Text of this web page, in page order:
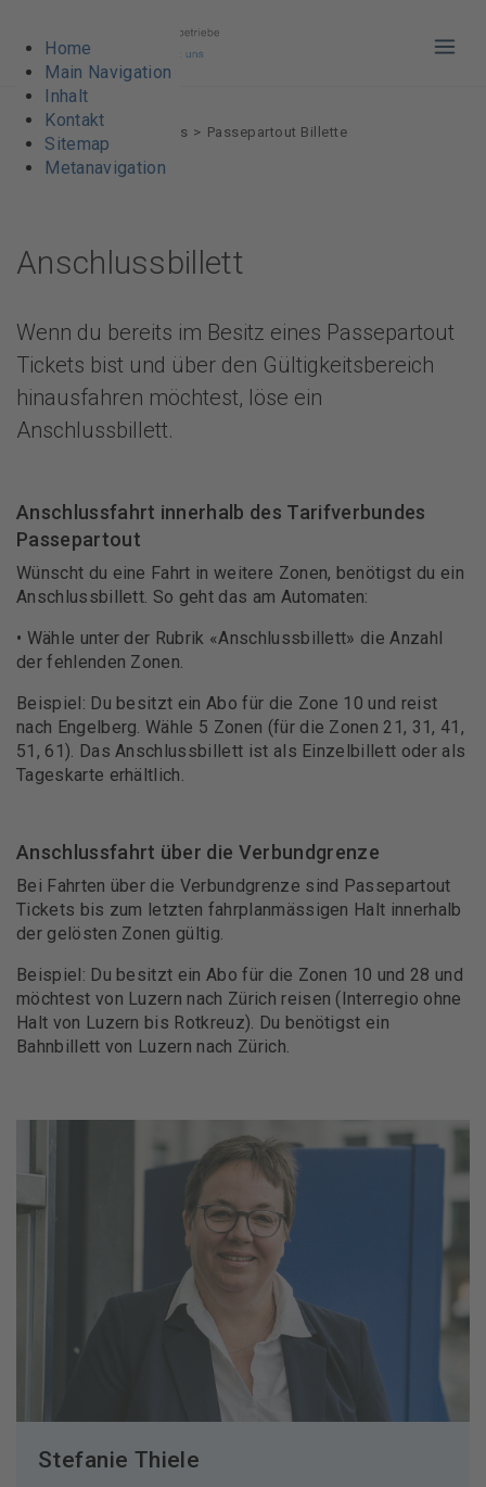
Home
Main Navigation
Inhalt
Kontakt
Sitemap
Metanavigation
Billette & Abos
Passepartout Billette
Anschlussbillett
Anschlussbillett
Wenn du bereits im Besitz eines Passepartout
Tickets bist und über den Gültigkeitsbereich
hinausfahren möchtest, löse ein
Anschlussbillett.
Anschlussfahrt innerhalb des Tarifverbundes
Passepartout
Wünscht du eine Fahrt in weitere Zonen, benötigst du ein
Anschlussbillett. So geht das am Automaten:
• Wähle unter der Rubrik «Anschlussbillett» die Anzahl
der fehlenden Zonen.
Beispiel: Du besitzt ein Abo für die Zone 10 und reist
nach Engelberg. Wähle 5 Zonen (für die Zonen 21, 31, 41,
51, 61). Das Anschlussbillett ist als Einzelbillett oder als
Tageskarte erhältlich.
Anschlussfahrt über die Verbundgrenze
Bei Fahrten über die Verbundgrenze sind Passepartout
Tickets bis zum letzten fahrplanmässigen Halt innerhalb
der gelösten Zonen gültig.
Beispiel: Du besitzt ein Abo für die Zonen 10 und 28 und
möchtest von Luzern nach Zürich reisen (Interregio ohne
Halt von Luzern bis Rotkreuz). Du benötigst ein
Bahnbillett von Luzern nach Zürich.
Stefanie Thiele